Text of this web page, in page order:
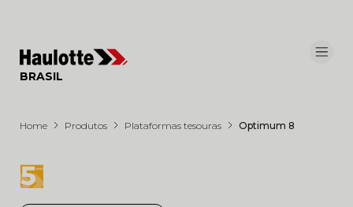
BRASIL
Home Produtos Plataformas tesouras Optimum 8